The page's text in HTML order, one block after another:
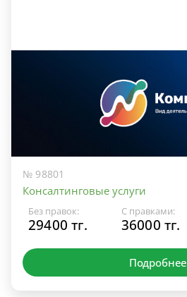
№ 98801
Консалтинговые услуги
Без правок:
29400 тг.
С правками:
36000 тг.
Подробнее